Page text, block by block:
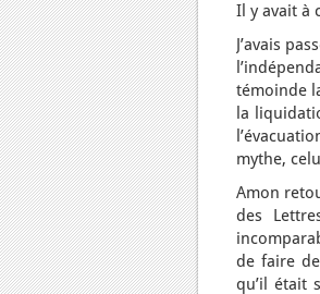
Il y avait à
J’avais
témoinde
la
mythe,
Amon
des
de faire
qu’il était